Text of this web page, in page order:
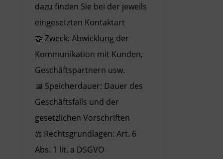
dazu finden Sie bei der jeweils
eingesetzten Kontaktart
🤝 Zweck: Abwicklung der
Kommunikation mit Kunden,
Geschäftspartnern usw.
📅 Speicherdauer: Dauer des
Geschäftsfalls und der
gesetzlichen Vorschriften
⚖️ Rechtsgrundlagen: Art. 6
Abs. 1 lit. a DSGVO